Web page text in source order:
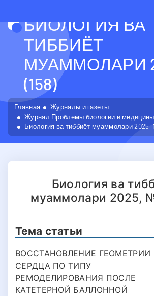
БИОЛОГИЯ ВА
ТИББИЁТ
МУАММОЛАРИ
(158)
Главная
Журналы и газеты
Журнал Проблемы биологии и медицины
Биология ва тиббиёт муаммолари 2025,
Биология ва
муаммолари 2025,
Тема статьи
ВОССТАНОВЛЕНИЕ ГЕОМЕТРИИ
СЕРДЦА ПО ТИПУ
РЕМОДЕЛИРОВАНИЯ ПОСЛЕ
КАТЕТЕРНОЙ БАЛЛОННОЙ